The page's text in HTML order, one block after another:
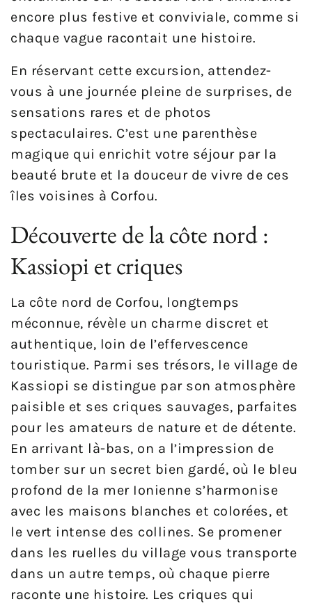
encore plus festive et conviviale, comme si
chaque vague racontait une histoire.
En réservant cette excursion, attendez-
vous à une journée pleine de surprises, de
sensations rares et de photos
spectaculaires. C’est une parenthèse
magique qui enrichit votre séjour par la
beauté brute et la douceur de vivre de ces
îles voisines à Corfou.
Découverte de la côte nord :
Kassiopi et criques
La côte nord de Corfou, longtemps
méconnue, révèle un charme discret et
authentique, loin de l’effervescence
touristique. Parmi ses trésors, le village de
Kassiopi se distingue par son atmosphère
paisible et ses criques sauvages, parfaites
pour les amateurs de nature et de détente.
En arrivant là-bas, on a l’impression de
tomber sur un secret bien gardé, où le bleu
profond de la mer Ionienne s’harmonise
avec les maisons blanches et colorées, et
le vert intense des collines. Se promener
dans les ruelles du village vous transporte
dans un autre temps, où chaque pierre
raconte une histoire. Les criques qui